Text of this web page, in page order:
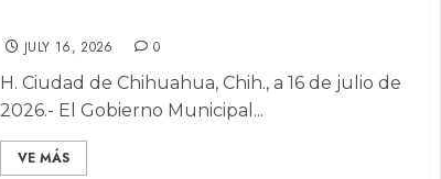
JULY 16, 2026 0
H. Ciudad de Chihuahua, Chih., a 16 de julio de
2026.- El Gobierno Municipal...
VE MÁS